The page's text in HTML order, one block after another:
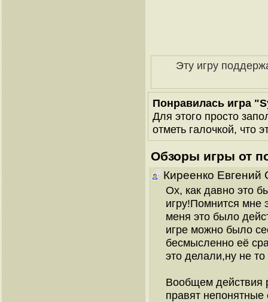
Эту игру
Понравилась игра
Для этого просто
отметь галочкой, что
Обзоры игры от
Киреенко Евгений
Ох, как давно это
игру!Помнится мне
меня это было
игре можно было
бесмысленно её
это делали,ну не
Вообщем действия
правят непонятные